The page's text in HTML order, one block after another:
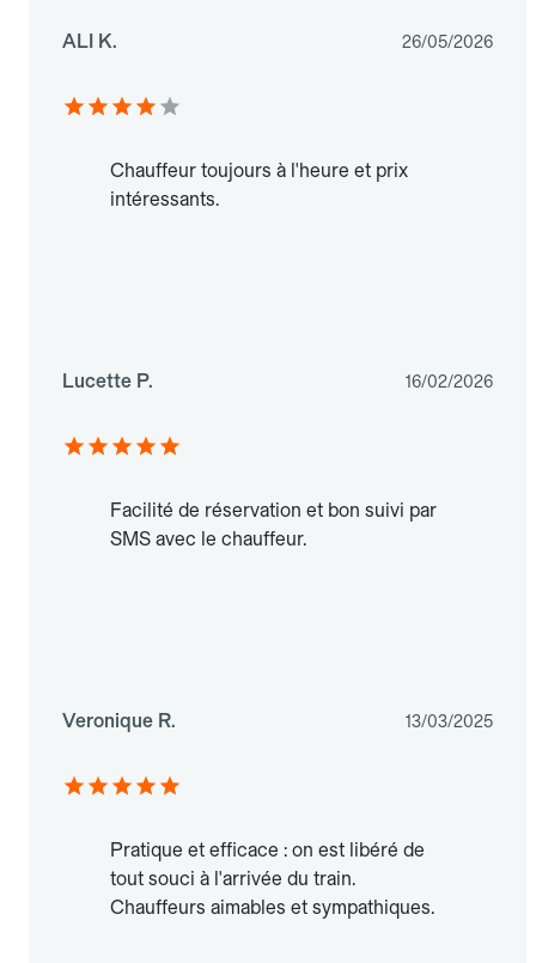
ALI K. 26/05/2026
Chauffeur toujours à l'heure et prix
intéressants.
Lucette P. 16/02/2026
Facilité de réservation et bon suivi par
SMS avec le chauffeur.
Veronique R. 13/03/2025
Pratique et efficace : on est libéré de
tout souci à l'arrivée du train.
Chauffeurs aimables et sympathiques.